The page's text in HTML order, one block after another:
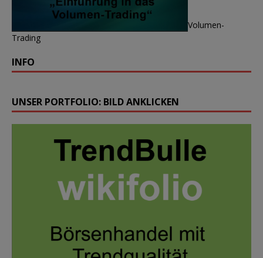
Volumen-
Trading
INFO
UNSER PORTFOLIO: BILD ANKLICKEN